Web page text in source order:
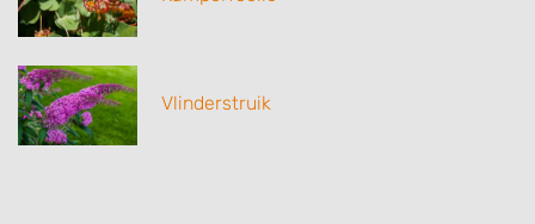
Vlinderstruik